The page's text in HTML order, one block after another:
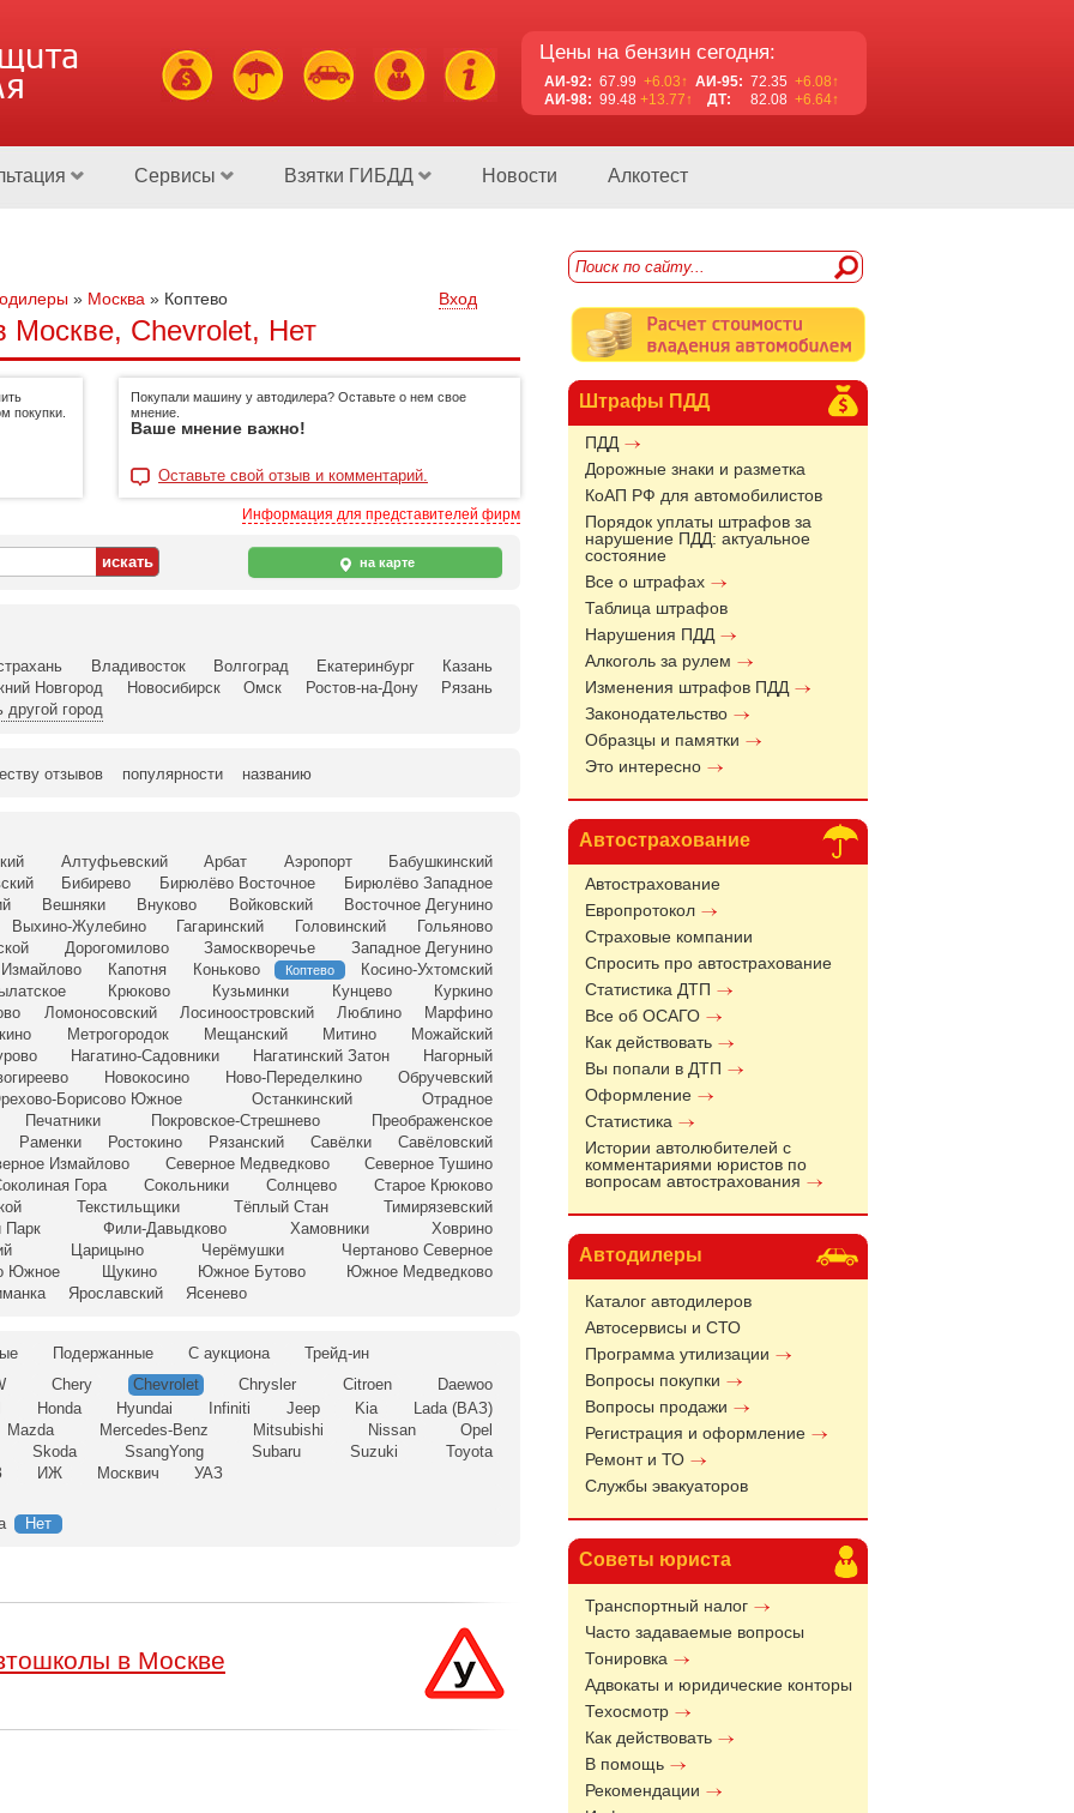
Цены на бензин сегодня:
АИ-92: 67.99 +6.03↑ АИ-95: 72.35 +6.08↑
АИ-98: 99.48 +13.77↑ ДТ: 82.08 +6.64↑
Сервисы Взятки ГИБДД Новости Алкотест
Штрафы ПДД
ПДД
Дорожные знаки и разметка
КоАП РФ для автомобилистов
Порядок уплаты штрафов за
нарушение ПДД: актуальное
состояние
Все о штрафах
Таблица штрафов
Нарушения ПДД
Алкоголь за рулем
Изменения штрафов ПДД
Законодательство
Образцы и памятки
Это интересно
Автострахование
Автострахование
Европротокол
Страховые компании
Спросить про автострахование
Статистика ДТП
Все об ОСАГО
Как действовать
Вы попали в ДТП
Оформление
Статистика
Истории автолюбителей с
комментариями юристов по
вопросам автострахования
Автодилеры
Каталог автодилеров
Автосервисы и СТО
Программа утилизации
Вопросы покупки
Вопросы продажи
Регистрация и оформление
Ремонт и ТО
Службы эвакуаторов
Советы юриста
Транспортный налог
Часто задаваемые вопросы
Тонировка
Адвокаты и юридические конторы
Техосмотр
Как действовать
В помощь
Рекомендации
» Москва » Коптево Вход
Москве, Chevrolet, Нет
покупки.
Покупали машину у автодилера? Оставьте о нем свое
мнение.
Ваше мнение важно!
Оставьте свой отзыв и комментарий.
Информация для представителей фирм
на карте
Владивосток Волгоград Екатеринбург
Казань
Новгород
Новосибирск Омск Ростов-на-Дону
Рязань
другой город
отзывов популярности названию
Алтуфьевский Арбат Аэропорт
Бабушкинский
Бибирево Бирюлёво Восточное
Бирюлёво Западное
Вешняки Внуково Войковский
Восточное Дегунино
Выхино-Жулебино
Гагаринский Головинский
Гольяново
Дорогомилово Замоскворечье
Западное Дегунино
Измайлово
Капотня Коньково Коптево
Косино-Ухтомский
Крюково Кузьминки Кунцево
Куркино
Ломоносовский Лосиноостровский Люблино
Марфино
Метрогородок Мещанский Митино
Можайский
Нагатино-Садовники Нагатинский Затон
Нагорный
Новокосино Ново-Переделкино
Обручевский
Борисово Южное
Останкинский
Отрадное
Печатники
Покровское-Стрешнево
Преображенское
Раменки
Ростокино Рязанский Савёлки
Савёловский
Измайлово
Северное Медведково
Северное Тушино
Гора
Сокольники Солнцево
Старое Крюково
Текстильщики Тёплый Стан
Тимирязевский
Парк
Фили-Давыдково Хамовники
Ховрино
Царицыно Черёмушки
Чертаново Северное
Южное
Щукино Южное Бутово
Южное Медведково
Ярославский Ясенево
Подержанные С аукциона
Трейд-ин
Chery Chevrolet Chrysler Citroen
Daewoo
Honda Hyundai Infiniti Jeep Kia
Lada (ВАЗ)
Mazda
Mercedes-Benz Mitsubishi Nissan
Opel
Skoda
SsangYong Subaru Suzuki
Toyota
ИЖ Москвич УАЗ
Нет
в Москве